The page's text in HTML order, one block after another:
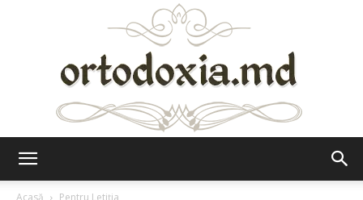
Acasă
Pentru Letiția